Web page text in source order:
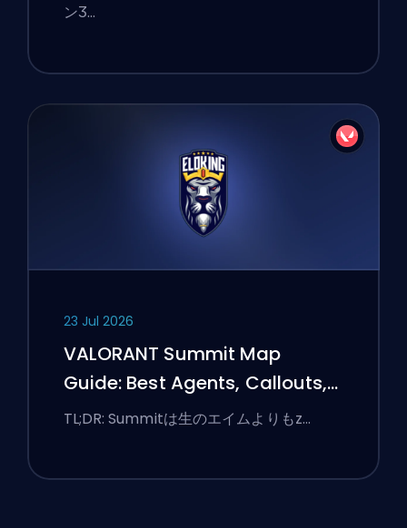
ンӠ…
23 Jul 2026
VALORANT Summit Map
Guide: Best Agents, Callouts,
and Smokes
TL;DR: Summitは生のエイムよりもz…